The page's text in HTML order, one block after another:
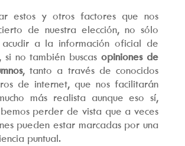
estos y otros factores que nos
de nuestra elección, no sólo
acudir a la información oficial de
si no también buscasopiniones de
, tanto a través de conocidos
de internet, que nos facilitarán
más realista aunque eso sí,
perder de vista que a veces
pueden estar marcadas por una
puntual.